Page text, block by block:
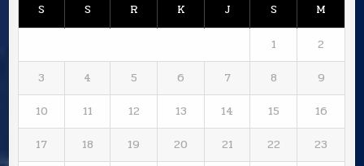
S S R K J S M
1
2
3
4 5 6 7 8
9
10
11 12 13 14 15
16
17
18 19 20 21 22
23